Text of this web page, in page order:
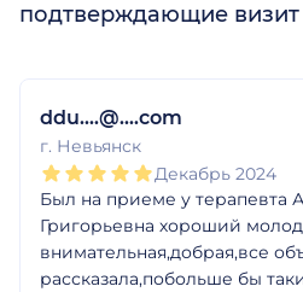
подтверждающие визит
ddu....@....com
г. Невьянск
Декабрь 2024
Был на приеме у терапевта
Григорьевна хороший
внимательная,добрая,все
рассказала,побольше бы